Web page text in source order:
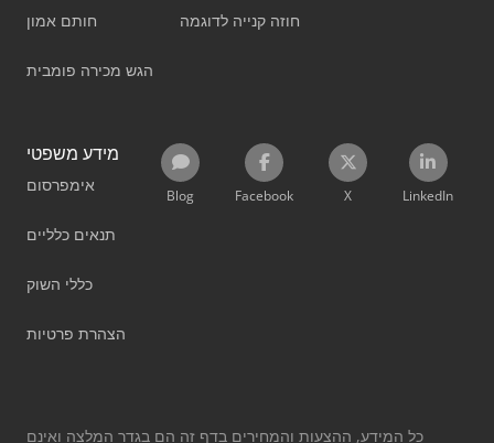
חותם אמון
הגש מכירה פומבית
חוזה קנייה לדוגמה
מידע משפטי
אימפרסום
תנאים כלליים
כללי השוק
הצהרת פרטיות
Blog Facebook X LinkedIn
כל המידע, ההצעות והמחירים בדף זה הם בגדר המלצה ואינם